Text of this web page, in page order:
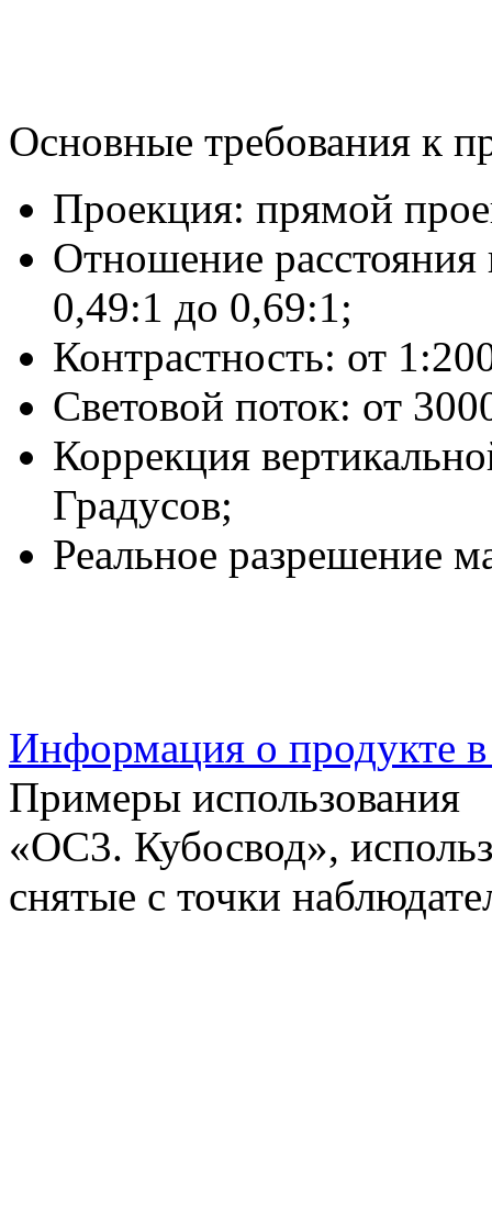
Основные требования к
Проекция: прямой
Отношение расстояния
0,49:1 до 0,69:1;
Контрастность: от
Световой поток: от
Коррекция
Градусов;
Реальное разрешение
Информация о продукте
Примеры использования
«ОС3. Кубосвод»,
снятые с точки